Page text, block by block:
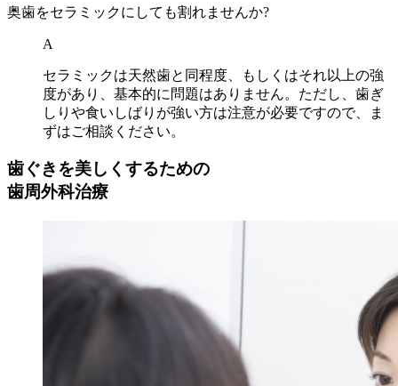
奥歯をセラミックにしても割れませんか?
A
セラミックは天然歯と同程度、もしくはそれ以上の強
度があり、基本的に問題はありません。ただし、歯ぎ
しりや食いしばりが強い方は注意が必要ですので、ま
ずはご相談ください。
歯ぐきを美しくするための
歯周外科治療